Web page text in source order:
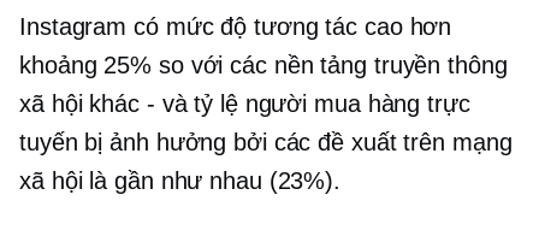
Instagram có mức độ tương tác cao hơn
khoảng 25% so với các nền tảng truyền thông
xã hội khác - và tỷ lệ người mua hàng trực
tuyến bị ảnh hưởng bởi các đề xuất trên mạng
xã hội là gần như nhau (23%).